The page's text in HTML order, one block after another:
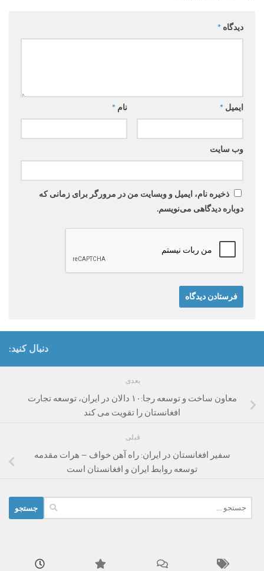
دیدگاه *
نام * ایمیل *
وب‌ سایت
ذخیره نام، ایمیل و وبسایت من در مرورگر برای زمانی که
دوباره دیدگاهی می‌نویسم.
دنبال کنید:
بعدی
معاون ساخت و توسعه رجا:۱۰ دالان در ایران، توسعه تجارت
افغانستان را تقویت می کند
قبلی
سفیر افغانستان در ایران: راه آهن خواف – هرات مقدمه
توسعه روابط ایران و افغانستان است
برای: